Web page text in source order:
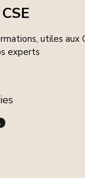
utiles aux
experts